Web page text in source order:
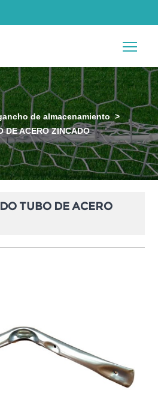
de almacenamiento >
DE ACERO ZINCADO
TUBO DE ACERO